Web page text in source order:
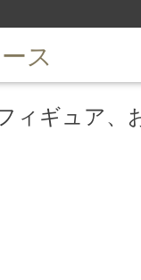
ス
ィギュア